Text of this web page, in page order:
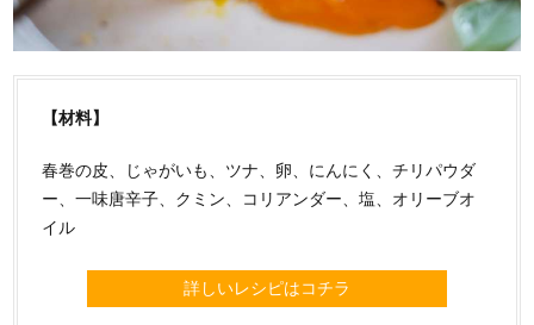
【材料】
春巻の皮、じゃがいも、ツナ、卵、にんにく、チリパウダ
ー、一味唐辛子、クミン、コリアンダー、塩、オリーブオ
イル
詳しいレシピはコチラ